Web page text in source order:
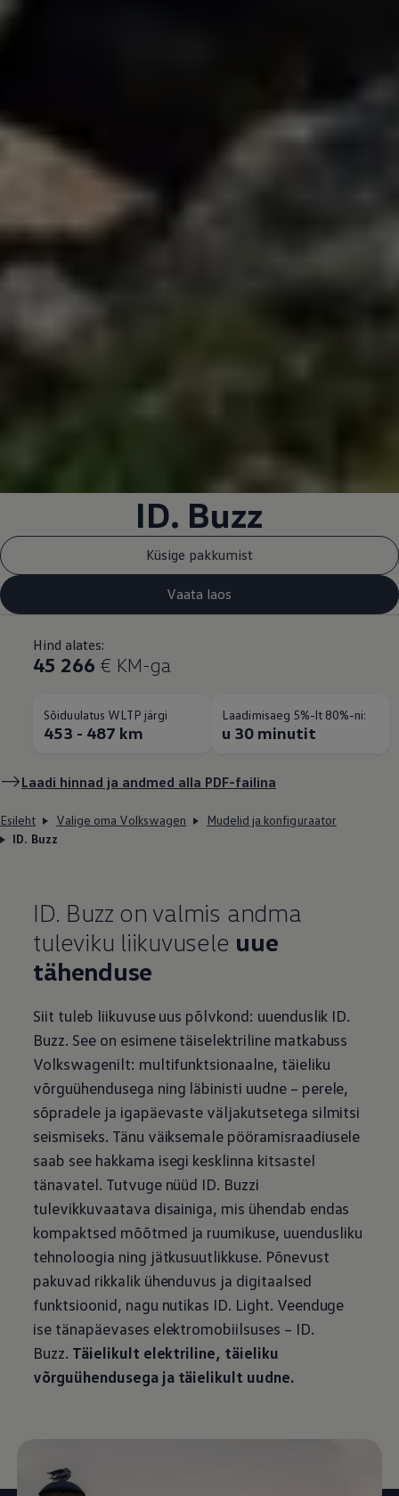
ID. Buzz
Küsige pakkumist
Vaata laos
Hind alates:
45 266 € KM-ga
Sõiduulatus WLTP järgi
453 - 487 km
Laadimisaeg 5%-lt 80%-ni:
u 30 minutit
Laadi hinnad ja andmed alla PDF-failina
Esileht Valige oma Volkswagen
Mudelid ja konfiguraator
ID. Buzz
ID. Buzz on valmis andma
tuleviku liikuvusele uue
tähenduse
Siit tuleb liikuvuse uus põlvkond: uuenduslik ID.
Buzz. See on esimene täiselektriline matkabuss
Volkswagenilt: multifunktsionaalne, täieliku
võrguühendusega ning läbinisti uudne – perele,
sõpradele ja igapäevaste väljakutsetega silmitsi
seismiseks. Tänu väiksemale pööramisraadiusele
saab see hakkama isegi kesklinna kitsastel
tänavatel. Tutvuge nüüd ID. Buzzi
tulevikkuvaatava disainiga, mis ühendab endas
kompaktsed mõõtmed ja ruumikuse, uuendusliku
tehnoloogia ning jätkusuutlikkuse. Põnevust
pakuvad rikkalik ühenduvus ja digitaalsed
funktsioonid, nagu nutikas ID. Light. Veenduge
ise tänapäevases elektromobiilsuses – ID.
Buzz. Täielikult elektriline, täieliku
võrguühendusega ja täielikult uudne.